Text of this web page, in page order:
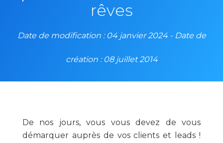
rêves
Date de modification : 04 janvier 2024 - Date de
création : 08 juillet 2014
De nos jours, vous vous devez de vous
démarquer auprès de vos clients et leads !